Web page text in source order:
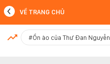
MỚI NHẤT
VỀ TRANG CHỦ
#Ồn ào của Thư Đan Nguyễn